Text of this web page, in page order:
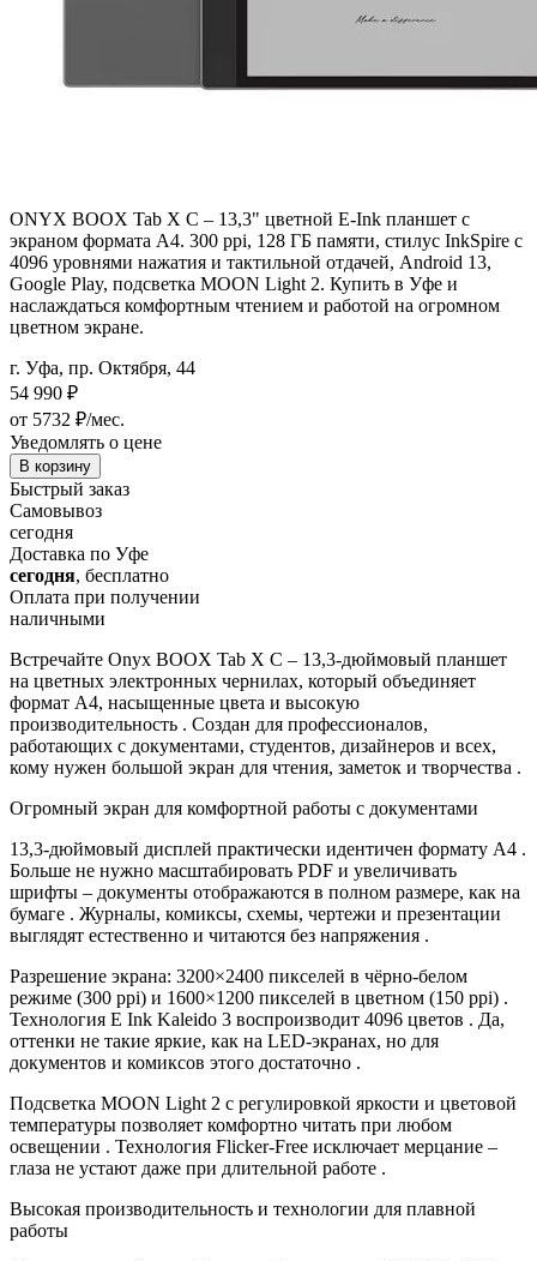
ONYX BOOX Tab X C – 13,3" цветной E-Ink планшет с
экраном формата A4. 300 ppi, 128 ГБ памяти, стилус InkSpire с
4096 уровнями нажатия и тактильной отдачей, Android 13,
Google Play, подсветка MOON Light 2. Купить в Уфе и
наслаждаться комфортным чтением и работой на огромном
цветном экране.
г. Уфа, пр. Октября, 44
54 990 ₽
от 5732 ₽/мес.
Уведомлять о цене
В корзину
Быстрый заказ
Самовывоз
сегодня
Доставка по Уфе
сегодня, бесплатно
Оплата при получении
наличными
Встречайте Onyx BOOX Tab X C – 13,3-дюймовый планшет
на цветных электронных чернилах, который объединяет
формат A4, насыщенные цвета и высокую
производительность . Создан для профессионалов,
работающих с документами, студентов, дизайнеров и всех,
кому нужен большой экран для чтения, заметок и творчества .
Огромный экран для комфортной работы с документами
13,3-дюймовый дисплей практически идентичен формату A4 .
Больше не нужно масштабировать PDF и увеличивать
шрифты – документы отображаются в полном размере, как на
бумаге . Журналы, комиксы, схемы, чертежи и презентации
выглядят естественно и читаются без напряжения .
Разрешение экрана: 3200×2400 пикселей в чёрно-белом
режиме (300 ppi) и 1600×1200 пикселей в цветном (150 ppi) .
Технология E Ink Kaleido 3 воспроизводит 4096 цветов . Да,
оттенки не такие яркие, как на LED-экранах, но для
документов и комиксов этого достаточно .
Подсветка MOON Light 2 с регулировкой яркости и цветовой
температуры позволяет комфортно читать при любом
освещении . Технология Flicker-Free исключает мерцание –
глаза не устают даже при длительной работе .
Высокая производительность и технологии для плавной
работы